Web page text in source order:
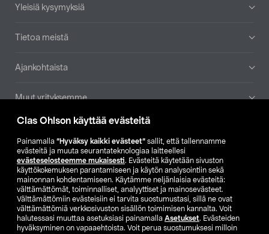
Clas Ohlson käyttää evästeitä
Painamalla ”Hyväksy kaikki evästeet” sallit, että tallennamme
evästeitä ja muuta seurantateknologiaa laitteellesi
evästeselosteemme mukaisesti. Evästeitä käytetään sivuston
käyttökokemuksen parantamiseen ja käytön analysointiin sekä
mainonnan kohdentamiseen. Käytämme neljänlaisia evästeitä:
välttämättömät, toiminnalliset, analyyttiset ja mainosevästeet.
Välttämättömiin evästeisiin ei tarvita suostumustasi, sillä ne ovat
välttämättömiä verkkosivuston sisällön toimimisen kannalta. Voit
halutessasi muuttaa asetuksiasi painamalla Asetukset. Evästeiden
hyväksyminen on vapaaehtoista. Voit perua suostumuksesi milloin
Yleisiä kysymyksiä
Tietoa meistä
Ajankohtaista
Muut yrityksemme
Etsi myymälä
SE NO FI
FI SV